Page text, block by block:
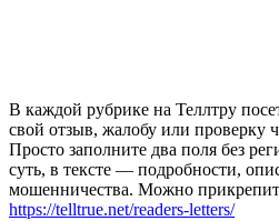
В каждой рубрике на Теллтру
свой отзыв, жалобу или проверку
Просто заполните два поля без
суть, в тексте — подробности,
мошенничества. Можно
https://telltrue.net/readers-letters/